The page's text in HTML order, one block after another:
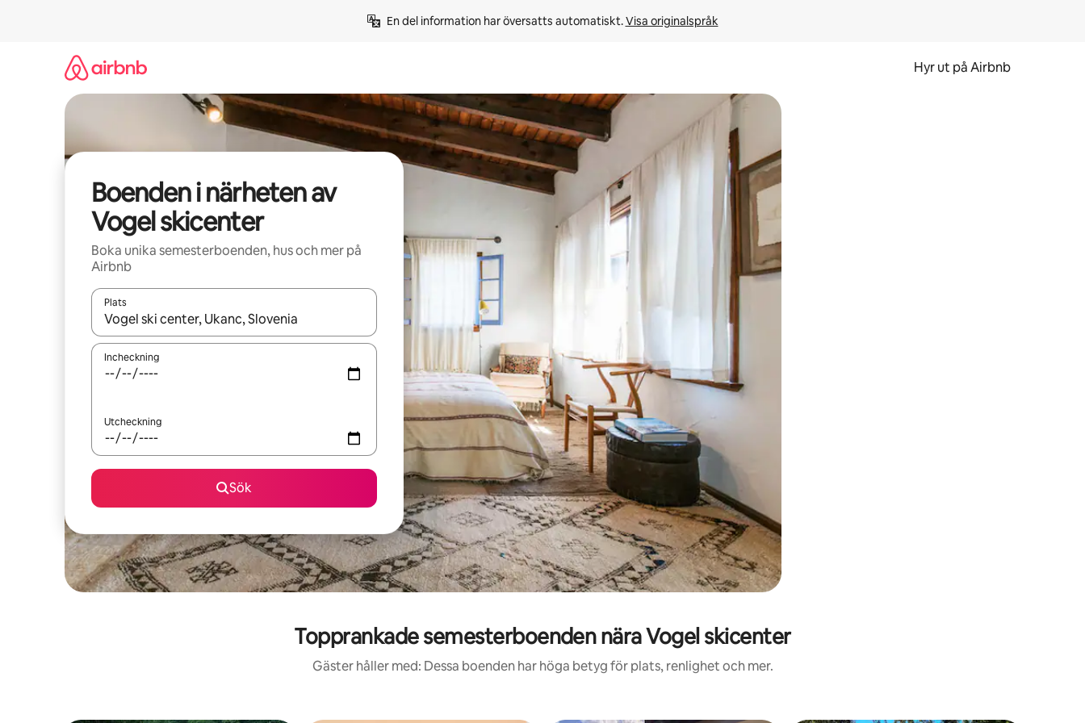
En del information har översatts automatiskt. Visa originalspråk
Hyr ut på Airbnb
Boenden i närheten av
Vogel skicenter
Boka unika semesterboenden, hus och mer på
Airbnb
Plats
När resultaten är tillgängliga kan du navigera med upp- och nedåtpilarna eller utforska genom att trycka eller svepa.
Incheckning
Utcheckning
Sök
Topprankade semesterboenden nära Vogel skicenter
Gäster håller med: Dessa boenden har höga betyg för plats, renlighet och mer.